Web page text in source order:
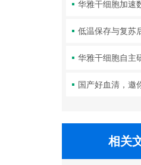
国产好血清，邀
相关